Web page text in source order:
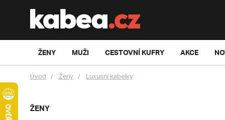
ŽENY MUŽI CESTOVNÍ KUFRY AKCE
Úvod Ženy Luxusní kabelky
ŽENY